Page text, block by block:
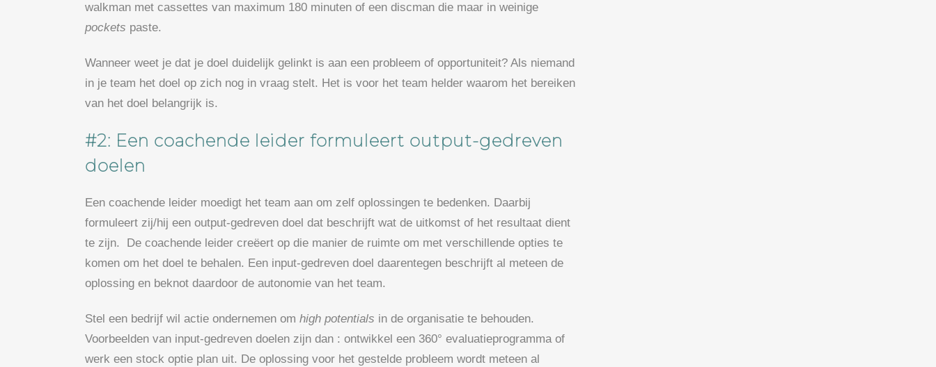
walkman met cassettes van maximum 180 minuten of een discman die maar in weinige
pockets paste.
Wanneer weet je dat je doel duidelijk gelinkt is aan een probleem of opportuniteit? Als niemand
in je team het doel op zich nog in vraag stelt. Het is voor het team helder waarom het bereiken
van het doel belangrijk is.
#2: Een coachende leider formuleert output-gedreven
doelen
Een coachende leider moedigt het team aan om zelf oplossingen te bedenken. Daarbij
formuleert zij/hij een output-gedreven doel dat beschrijft wat de uitkomst of het resultaat dient
te zijn. De coachende leider creëert op die manier de ruimte om met verschillende opties te
komen om het doel te behalen. Een input-gedreven doel daarentegen beschrijft al meteen de
oplossing en beknot daardoor de autonomie van het team.
Stel een bedrijf wil actie ondernemen om high potentials in de organisatie te behouden.
Voorbeelden van input-gedreven doelen zijn dan : ontwikkel een 360° evaluatieprogramma of
werk een stock optie plan uit. De oplossing voor het gestelde probleem wordt meteen al